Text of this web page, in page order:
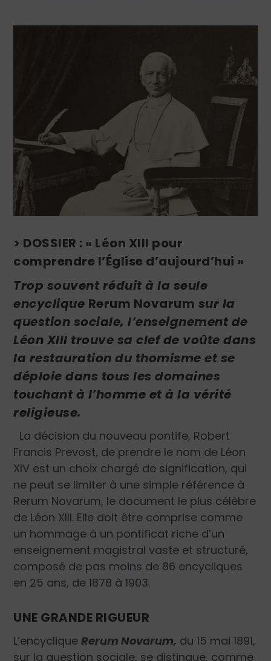
> DOSSIER : « Léon XIII pour
comprendre l’Église d’aujourd’hui »
Trop souvent réduit à la seule
encyclique Rerum Novarum sur la
question sociale, l’enseignement de
Léon XIII trouve sa clef de voûte dans
la restauration du thomisme et se
déploie dans tous les domaines
touchant à l’homme et à la vérité
religieuse.
La décision du nouveau pontife, Robert
Francis Prevost, de prendre le nom de Léon
XIV est un choix chargé de signification, qui
ne peut se limiter à une simple référence à
Rerum Novarum, le document le plus célèbre
de Léon XIII. Elle doit être comprise comme
un hommage à un pontificat riche d’un
enseignement magistral vaste et structuré,
composé de pas moins de 86 encycliques
en 25 ans, de 1878 à 1903.
UNE GRANDE RIGUEUR
L’encycliqueRerum Novarum, du 15 mai 1891,
sur la question sociale, se distingue, comme